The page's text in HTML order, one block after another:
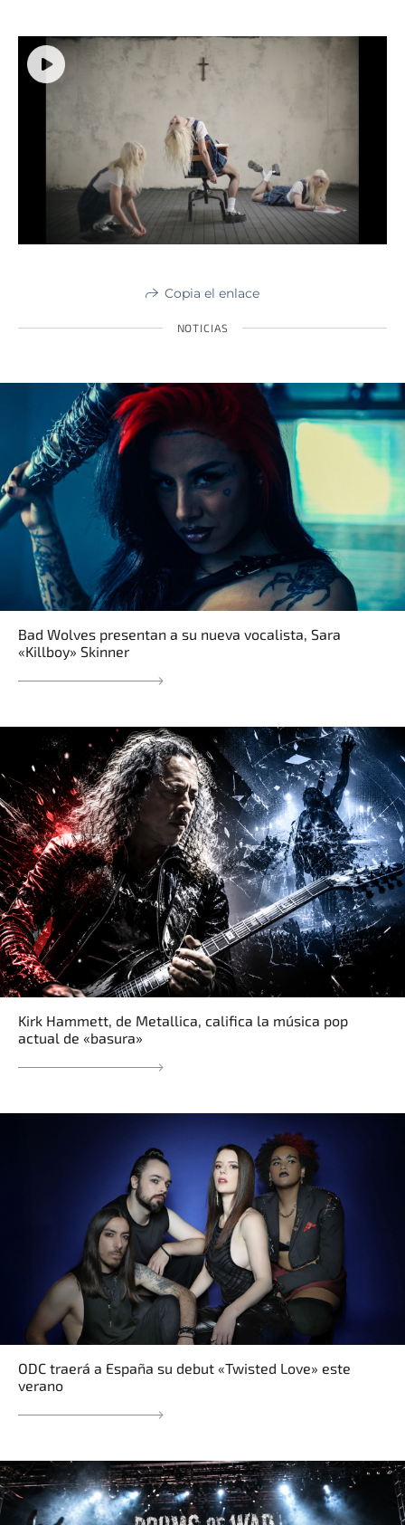
Copia el enlace
NOTICIAS
Bad Wolves presentan a su nueva vocalista, Sara
«Killboy» Skinner
Kirk Hammett, de Metallica, califica la música pop
actual de «basura»
ODC traerá a España su debut «Twisted Love» este
verano